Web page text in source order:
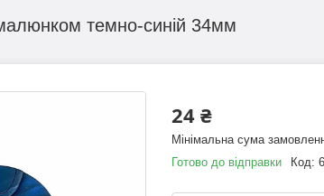
темно-синій 34мм
24 ₴
Мінімальна сума
Готово до відправки
Код: